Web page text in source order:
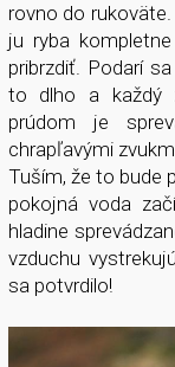
rovno do
ju ryba
pribrzdiť. Podarí
to dlho a každý
prúdom je
chrapľavými
Tuším, že to bude
pokojná voda
hladine
vzduchu
sa potvrdilo!